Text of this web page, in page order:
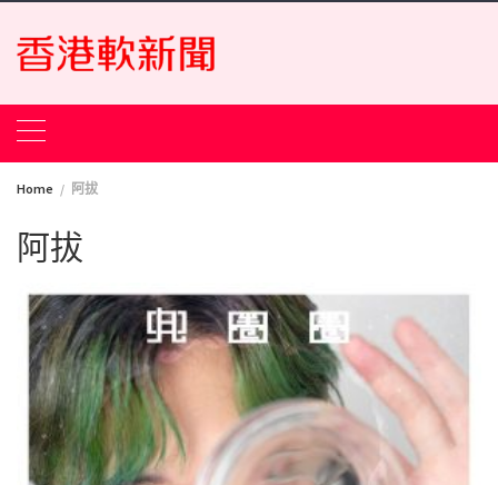
Skip
content
Home 阿拔
阿拔